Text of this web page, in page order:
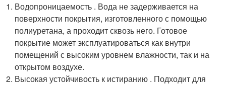
Водопроницаемость . Вода не задерживается на
поверхности покрытия, изготовленного с помощью
полиуретана, а проходит сквозь него. Готовое
покрытие может эксплуатироваться как внутри
помещений с высоким уровнем влажности, так и на
открытом воздухе.
Высокая устойчивость к истиранию . Подходит для